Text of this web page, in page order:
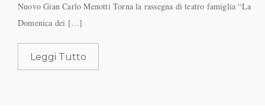
Nuovo Gian Carlo Menotti Torna la rassegna di teatro famiglia “La
Domenica dei […]
Leggi Tutto